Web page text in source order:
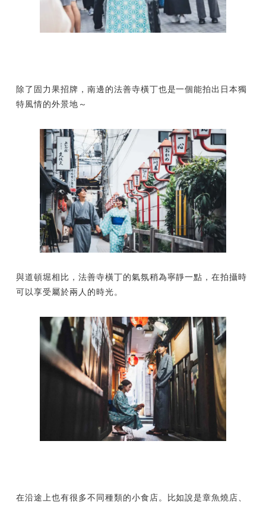
除了固力果招牌，南邊的法善寺橫丁也是一個能拍出日本獨
特風情的外景地～
與道頓堀相比，法善寺橫丁的氣氛稍為寧靜一點，在拍攝時
可以享受屬於兩人的時光。
在沿途上也有很多不同種類的小食店。比如說是章魚燒店、